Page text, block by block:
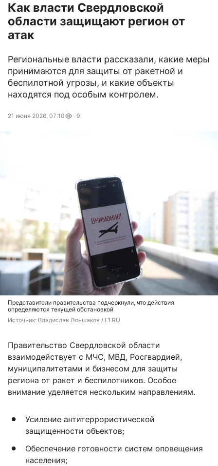
Как власти Свердловской
области защищают регион от
атак
Региональные власти рассказали, какие меры
принимаются для защиты от ракетной и
беспилотной угрозы, и какие объекты
находятся под особым контролем.
21 июня 2026, 07:10 9
Представители правительства подчеркнули, что действия
определяются текущей обстановкой
Источник: Владислав Лоншаков / E1.RU
Правительство Свердловской области
взаимодействует с МЧС, МВД, Росгвардией,
муниципалитетами и бизнесом для защиты
региона от ракет и беспилотников. Особое
внимание уделяется нескольким направлениям.
Усиление антитеррористической
защищенности объектов;
Обеспечение готовности систем оповещения
населения;